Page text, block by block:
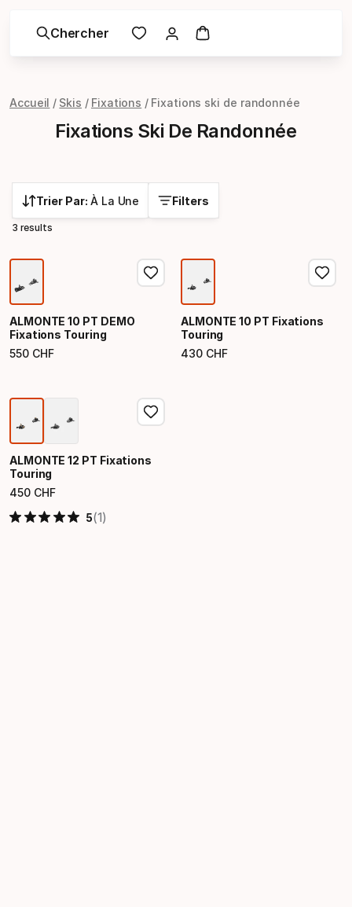
Chercher
Accueil Skis Fixations Fixations ski de randonnée
Fixations Ski De Randonnée
Trier Par: À La Une Filters
3 results
ALMONTE 10 PT DEMO
Fixations Touring
550 CHF
Prix final
ALMONTE 10 PT Fixations
Touring
430 CHF
Prix final
ALMONTE 12 PT Fixations
Touring
450 CHF
Prix final
5(1)